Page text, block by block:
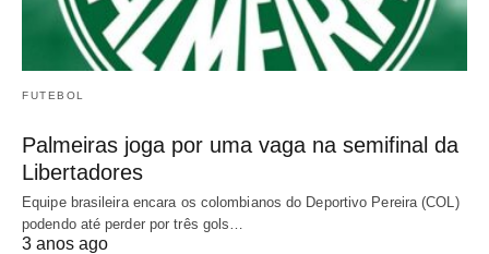
FUTEBOL
Palmeiras joga por uma vaga na semifinal da
Libertadores
Equipe brasileira encara os colombianos do Deportivo Pereira (COL)
podendo até perder por três gols…
3 anos ago